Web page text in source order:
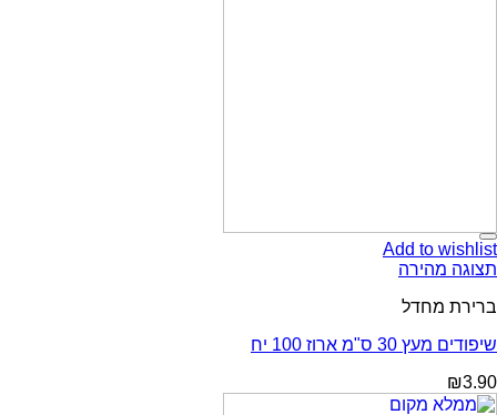
Add to wishlist
תצוגה מהירה
ברירת מחדל
שיפודים מעץ 30 ס"מ ארוז 100 יח
₪3.90